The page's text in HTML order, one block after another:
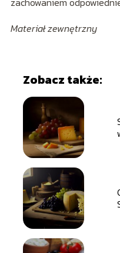
Materiał zewnętrzny
Zobacz także: